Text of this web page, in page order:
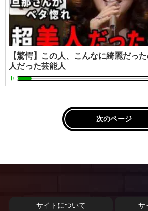
【驚愕】この人、こんなに綺麗だっ
人だった芸能人
次のページ
サイトについて サ